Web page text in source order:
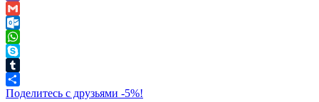
Viber
Gmail
Outlook.com
WhatsApp
Skype
Tumblr
Поделитесь с друзьями -5%!